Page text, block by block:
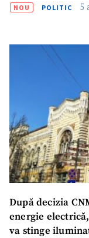
NOU POLITIC 5
După decizia
energie
va stinge